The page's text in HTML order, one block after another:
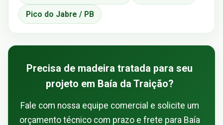
Pico do Jabre / PB
Precisa de madeira tratada para seu
projeto em Baía da Traição?
Fale com nossa equipe comercial e solicite um
orçamento técnico com prazo e frete para Baía